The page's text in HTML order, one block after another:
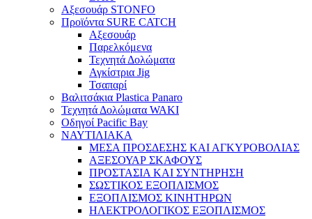
Αξεσουάρ STONFO
Προϊόντα SURE CATCH
Αξεσουάρ
Παρελκόμενα
Τεχνητά Δολώματα
Αγκίστρια Jig
Τσαπαρί
Βαλιτσάκια Plastica Panaro
Τεχνητά Δολώματα WAKI
Οδηγοί Pacific Bay
ΝΑΥΤΙΛΙΑΚΑ
ΜΕΣΑ ΠΡΟΣΔΕΣΗΣ ΚΑΙ ΑΓΚΥΡΟΒΟΛΙΑΣ
ΑΞΕΣΟΥΑΡ ΣΚΑΦΟΥΣ
ΠΡΟΣΤΑΣΙΑ ΚΑΙ ΣΥΝΤΗΡΗΣΗ
ΣΩΣΤΙΚΟΣ ΕΞΟΠΛΙΣΜΟΣ
ΕΞΟΠΛΙΣΜΟΣ ΚΙΝΗΤΗΡΩΝ
ΗΛΕΚΤΡΟΛΟΓΙΚΟΣ ΕΞΟΠΛΙΣΜΟΣ